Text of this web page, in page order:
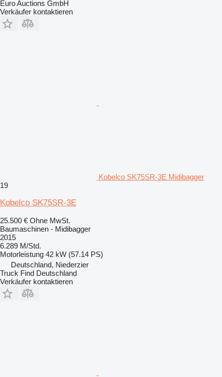
Euro Auctions GmbH
Verkäufer kontaktieren
Kobelco SK75SR-3E Midibagger
19
Kobelco SK75SR-3E
25.500 € Ohne MwSt.
Baumaschinen - Midibagger
2015
6.289 M/Std.
Motorleistung 42 kW (57.14 PS)
Deutschland, Niederzier
Truck Find Deutschland
Verkäufer kontaktieren